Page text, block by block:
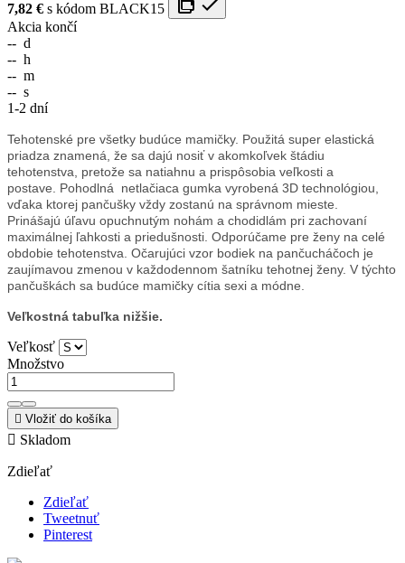
7,82 € s kódom BLACK15
Akcia končí
-- d
-- h
-- m
-- s
1-2 dní
Tehotenské pre všetky budúce mamičky. Použitá super elastická
priadza znamená, že sa dajú nosiť v akomkoľvek štádiu
tehotenstva, pretože sa natiahnu a prispôsobia veľkosti a
postave. Pohodlná netlačiaca gumka vyrobená 3D technológiou,
vďaka ktorej pančušky vždy zostanú na správnom mieste.
Prinášajú úľavu opuchnutým nohám a chodidlám pri zachovaní
maximálnej ľahkosti a priedušnosti. Odporúčame pre ženy na celé
obdobie tehotenstva. Očarujúci vzor bodiek na pančucháčoch je
zaujímavou zmenou v každodennom šatníku tehotnej ženy. V týchto
pančuškách sa budúce mamičky cítia sexi a módne.
Veľkostná tabuľka nižšie.
Veľkosť
Množstvo
 Vložiť do košíka
 Skladom
Zdieľať
Zdieľať
Tweetnuť
Pinterest